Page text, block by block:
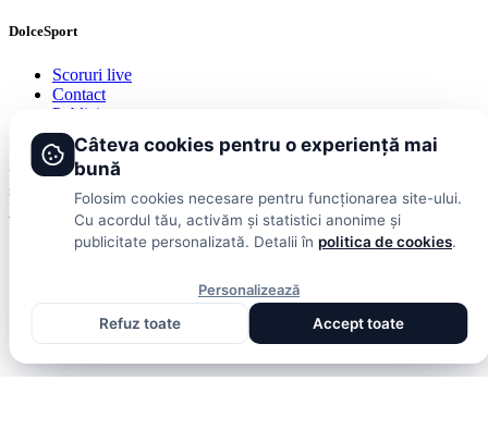
DolceSport
Scoruri live
Contact
Publicitate
Termeni și condiții
© 2026 DolceSport. Toate drepturile rezervate.
și analize din toate competițiile
Fotbal intern Fotbal extern Scoruri live
Câteva cookies pentru o experiență mai
bună
Folosim cookies necesare pentru funcționarea site-ului.
Cu acordul tău, activăm și statistici anonime și
publicitate personalizată. Detalii în politica de cookies.
Personalizează
Refuz toate
Accept toate